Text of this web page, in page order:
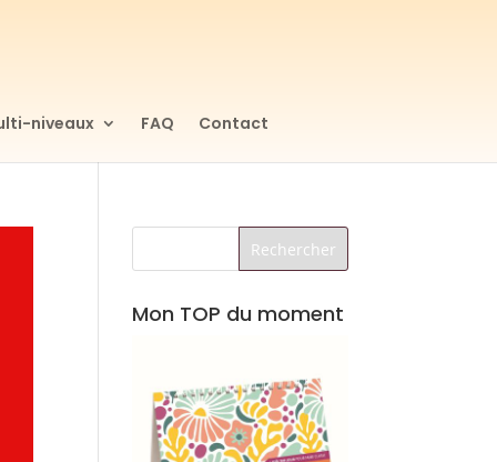
niveaux FAQ Contact
Mon TOP du moment